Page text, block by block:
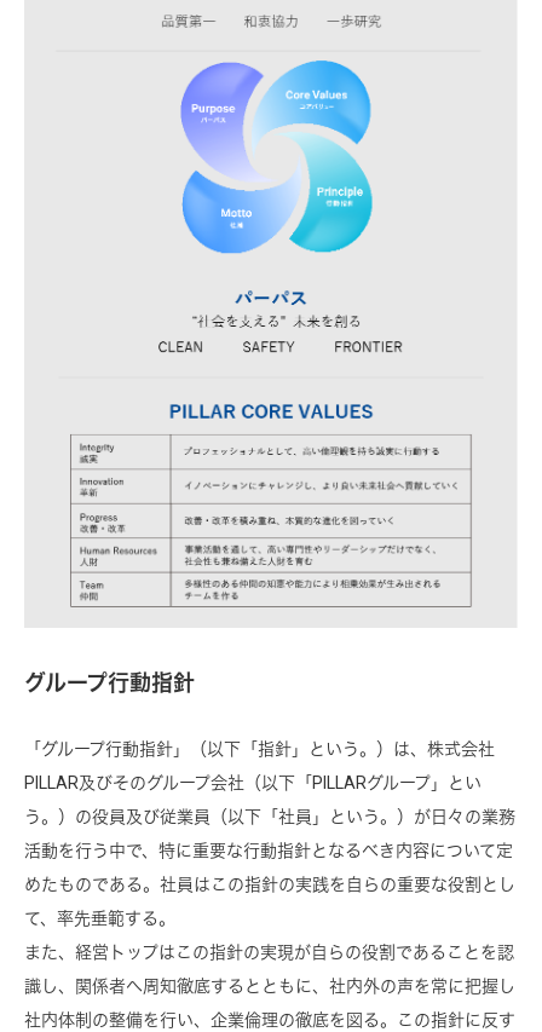
グループ行動指針
「グループ行動指針」（以下「指針」という。）は、株式会社
PILLAR及びそのグループ会社（以下「PILLARグループ」とい
う。）の役員及び従業員（以下「社員」という。）が日々の業務
活動を行う中で、特に重要な行動指針となるべき内容について定
めたものである。社員はこの指針の実践を自らの重要な役割とし
て、率先垂範する。
また、経営トップはこの指針の実現が自らの役割であることを認
識し、関係者へ周知徹底するとともに、社内外の声を常に把握し
社内体制の整備を行い、企業倫理の徹底を図る。この指針に反す